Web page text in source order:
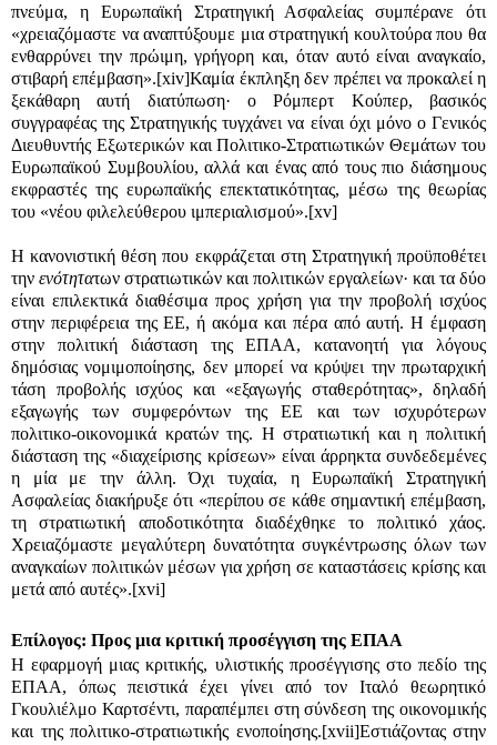
πνεύμα, η Ευρωπαϊκή Στρατηγική Ασφαλείας συμπέρανε ότι
«χρειαζόμαστε να αναπτύξουμε μια στρατηγική κουλτούρα που θα
ενθαρρύνει την πρώιμη, γρήγορη και, όταν αυτό είναι αναγκαίο,
στιβαρή επέμβαση».[xiv]Καμία έκπληξη δεν πρέπει να προκαλεί η
ξεκάθαρη αυτή διατύπωση· ο Ρόμπερτ Κούπερ, βασικός
συγγραφέας της Στρατηγικής τυγχάνει να είναι όχι μόνο ο Γενικός
Διευθυντής Εξωτερικών και Πολιτικο-Στρατιωτικών Θεμάτων του
Ευρωπαϊκού Συμβουλίου, αλλά και ένας από τους πιο διάσημους
εκφραστές της ευρωπαϊκής επεκτατικότητας, μέσω της θεωρίας
του «νέου φιλελεύθερου ιμπεριαλισμού».[xv]
Η κανονιστική θέση που εκφράζεται στη Στρατηγική προϋποθέτει
την ενότητατων στρατιωτικών και πολιτικών εργαλείων· και τα δύο
είναι επιλεκτικά διαθέσιμα προς χρήση για την προβολή ισχύος
στην περιφέρεια της ΕΕ, ή ακόμα και πέρα από αυτή. Η έμφαση
στην πολιτική διάσταση της ΕΠΑΑ, κατανοητή για λόγους
δημόσιας νομιμοποίησης, δεν μπορεί να κρύψει την πρωταρχική
τάση προβολής ισχύος και «εξαγωγής σταθερότητας», δηλαδή
εξαγωγής των συμφερόντων της ΕΕ και των ισχυρότερων
πολιτικο-οικονομικά κρατών της. Η στρατιωτική και η πολιτική
διάσταση της «διαχείρισης κρίσεων» είναι άρρηκτα συνδεδεμένες
η μία με την άλλη. Όχι τυχαία, η Ευρωπαϊκή Στρατηγική
Ασφαλείας διακήρυξε ότι «περίπου σε κάθε σημαντική επέμβαση,
τη στρατιωτική αποδοτικότητα διαδέχθηκε το πολιτικό χάος.
Χρειαζόμαστε μεγαλύτερη δυνατότητα συγκέντρωσης όλων των
αναγκαίων πολιτικών μέσων για χρήση σε καταστάσεις κρίσης και
μετά από αυτές».[xvi]
Επίλογος: Προς μια κριτική προσέγγιση της ΕΠΑΑ
Η εφαρμογή μιας κριτικής, υλιστικής προσέγγισης στο πεδίο της
ΕΠΑΑ, όπως πειστικά έχει γίνει από τον Ιταλό θεωρητικό
Γκουλιέλμο Καρτσέντι, παραπέμπει στη σύνδεση της οικονομικής
και της πολιτικο-στρατιωτικής ενοποίησης.[xvii]Εστιάζοντας στην